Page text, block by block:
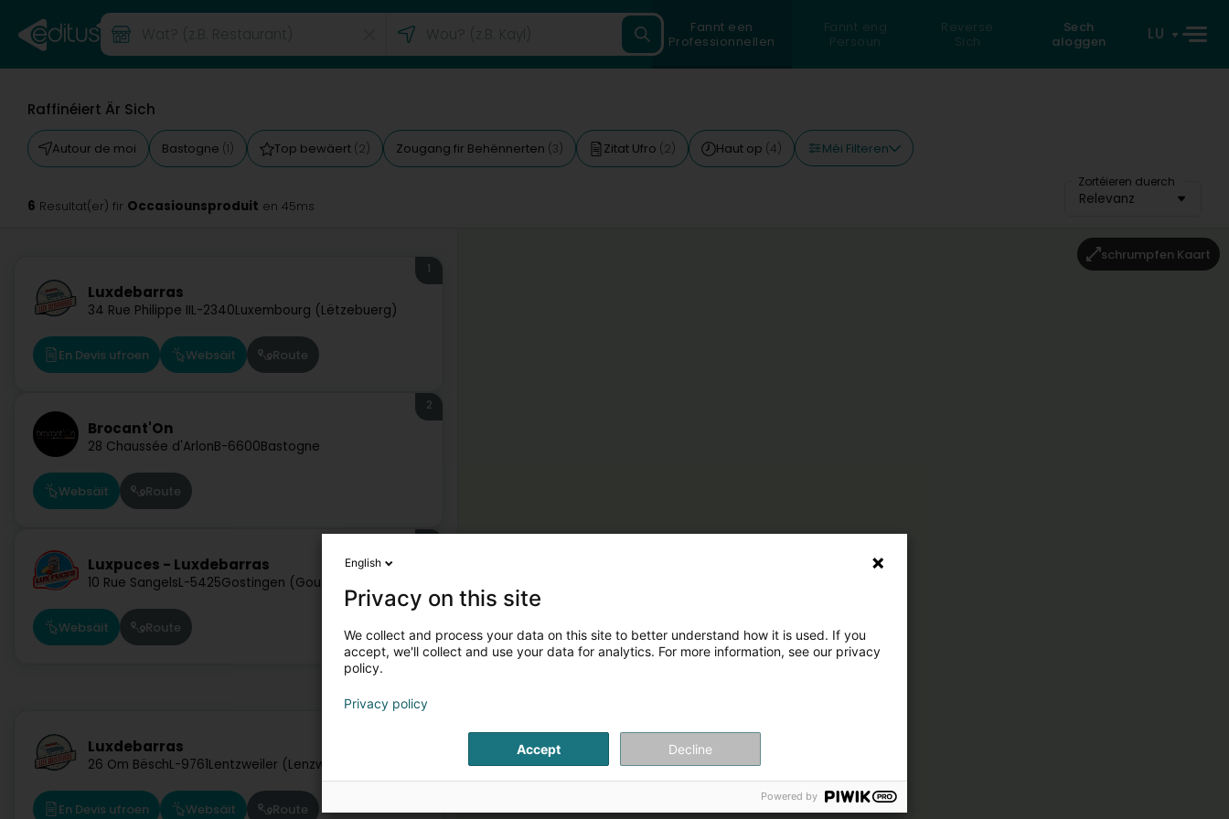
Fannt een
Professionnellen
Fannt eng
Persoun
Reverse
Sich
Sech
aloggen
LU
Raffinéiert Är Sich
Autour de moi Bastogne (1) Top bewäert (2) Zougang fir Behënnerten (3) Zitat Ufro (2) Haut op (4) Méi Filteren
Zortéieren duerch
Relevanz
6 Resultat(er) fir Occasiounsproduit en 45ms
Luxdebarras
34 Rue Philippe IIL-2340Luxembourg (Lëtzebuerg)
1
En Devis ufroen Websäit Route
Brocant'On
28 Chaussée d'ArlonB-6600Bastogne
2
Websäit Route
Luxpuces - Luxdebarras
10 Rue SangelsL-5425Gostingen (Gouschteng)
Websäit Route
Luxdebarras
26 Om BëschL-9761Lentzweiler (Lenzweiler)
En Devis ufroen Websäit Route
schrumpfen Kaart
English
Privacy on this site
We collect and process your data on this site to better understand how it is used. If you
accept, we'll collect and use your data for analytics. For more information, see our privacy
policy.
Privacy policy
Accept Decline
Powered by